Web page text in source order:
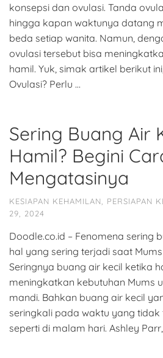
konsepsi dan ovulasi. Tanda
hingga kapan waktunya datang
beda setiap wanita. Namun,
ovulasi tersebut bisa
hamil. Yuk, simak artikel berikut
Ovulasi? Perlu …
Sering Buang Air
Hamil? Begini
Mengatasinya
KESIAPAN KEHAMILAN PERSIAPAN
29, 2024
Doodle.co.id – Fenomena sering
hal yang sering terjadi saat
Seringnya buang air kecil ketika
meningkatkan kebutuhan Mums
mandi. Bahkan buang air kecil
seringkali pada waktu yang
seperti di malam hari. Ashley Parr,